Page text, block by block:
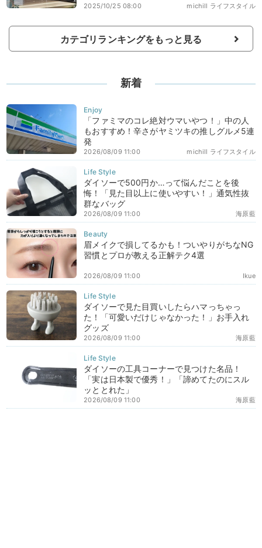
michill ライフスタイル
2025/10/25 08:00
カテゴリランキングをもっと見る
新着
「ファミマのコレ絶対ウマいやつ！」中の人
もおすすめ！辛さがヤミツキの推しグルメ5連
発
michill ライフスタイル
2026/08/09 11:00
ダイソーで500円か…って悩んだことを後
悔！「見た目以上に使いやすい！」通気性抜
群なバッグ
海原藍
2026/08/09 11:00
眉メイクで損してるかも！ついやりがちなNG
習慣とプロが教える正解テク4選
Ikue
2026/08/09 11:00
ダイソーで見た目買いしたらハマっちゃっ
た！「可愛いだけじゃなかった！」お手入れ
グッズ
海原藍
2026/08/09 11:00
ダイソーの工具コーナーで見つけた名品！
「実は日本製で優秀！」「諦めてたのにスル
ッととれた」
海原藍
2026/08/09 11:00